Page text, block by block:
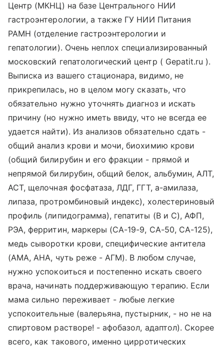
Центр (МКНЦ) на базе Центрального НИИ
гастроэнтерологии, а также ГУ НИИ Питания
РАМН (отделение гастроэнтерологии и
гепатологии). Очень неплох специализированный
московский гепатологический центр ( Gepatit.ru ).
Выписка из вашего стационара, видимо, не
прикрепилась, но в целом могу сказать, что
обязательно нужно уточнять диагноз и искать
причину (но нужно иметь ввиду, что не всегда ее
удается найти). Из анализов обязательно сдать -
общий анализ крови и мочи, биохимию крови
(общий билирубин и его фракции - прямой и
непрямой билирубин, общий белок, альбумин, АЛТ,
АСТ, щелочная фосфатаза, ЛДГ, ГГТ, а-амилаза,
липаза, протромбиновый индекс), холестериновый
профиль (липидограмма), гепатиты (В и С), АФП,
РЭА, ферритин, маркеры (СА-19-9, СА-50, СА-125),
медь сыворотки крови, специфические антитела
(АМА, АНА, чуть реже - АГМ). В любом случае,
нужно успокоиться и постепенно искать своего
врача, начинать поддерживающую терапию. Если
мама сильно переживает - любые легкие
успокоительные (валерьяна, пустырник, - но не на
спиртовом растворе! - афобазол, адаптол). Скорее
всего, как такового, именно цирротических